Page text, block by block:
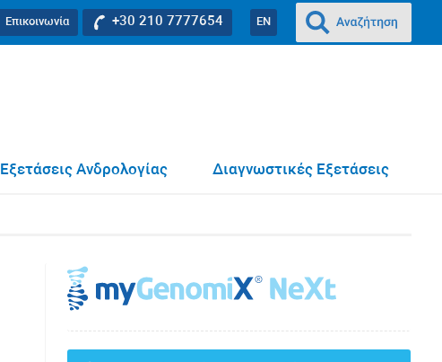
EN
+30 210 7777654
Επικοινωνία
Διαγνωστικές Εξετάσεις
Εξετάσεις Ανδρολογίας